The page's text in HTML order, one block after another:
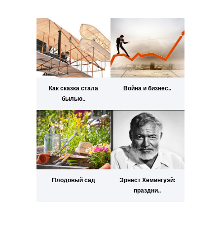
Как сказка стала
былью..
Война и бизнес..
Плодовый сад
Эрнест Хемингуэй:
праздни..